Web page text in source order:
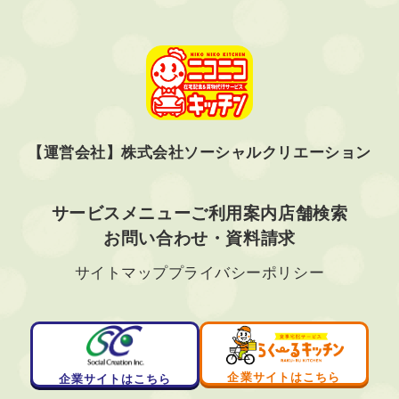
【運営会社】株式会社ソーシャルクリエーション
サービス メニューご利用案内店舗検索
お問い合わせ・資料請求
サイトマッププライバシーポリシー
企業サイトはこちら 企業サイトはこちら